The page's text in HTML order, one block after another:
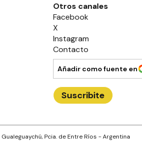
Otros canales
Facebook
X
Instagram
Contacto
Añadir como fuente en
Suscribite
Gualeguaychú, Pcia. de Entre Ríos - Argentina